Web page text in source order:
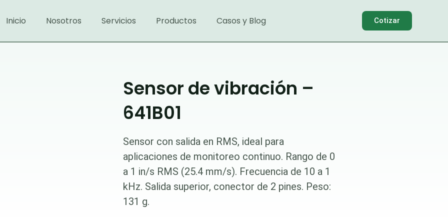
Inicio Nosotros Servicios Productos Casos y Blog Cotizar
Sensor de vibración –
641B01
Sensor con salida en RMS, ideal para
aplicaciones de monitoreo continuo. Rango de 0
a 1 in/s RMS (25.4 mm/s). Frecuencia de 10 a 1
kHz. Salida superior, conector de 2 pines. Peso:
131 g.